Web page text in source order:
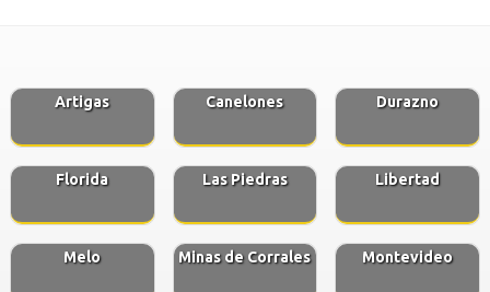
Artigas Canelones Durazno
Florida Las Piedras Libertad
Melo Minas de Corrales Montevideo